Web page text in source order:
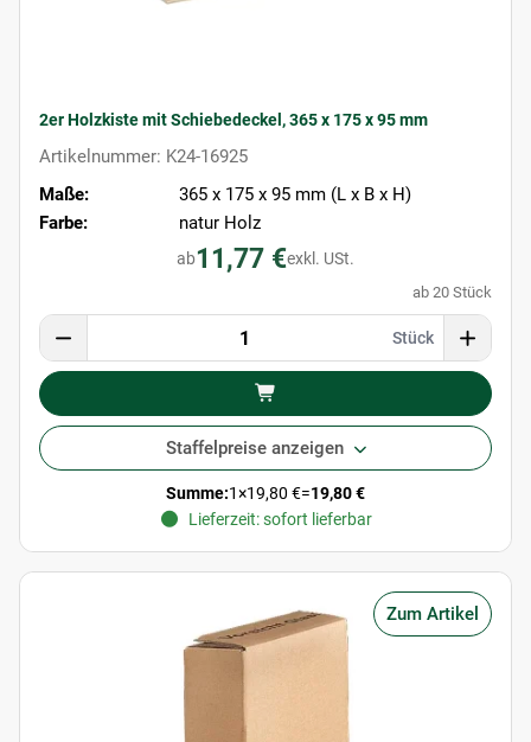
2er Holzkiste mit Schiebedeckel, 365 x 175 x 95 mm
Artikelnummer: K24-16925
Maße:
365 x 175 x 95 mm (L x B x H)
Farbe:
natur Holz
ab11,77 €exkl. USt.
ab 20 Stück
Stück
Staffelpreise anzeigen
Summe:1×19,80 €=19,80 €
Lieferzeit: sofort lieferbar
Zum Artikel